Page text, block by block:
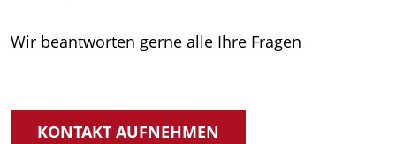
Wir beantworten gerne alle Ihre Fragen
KONTAKT AUFNEHMEN